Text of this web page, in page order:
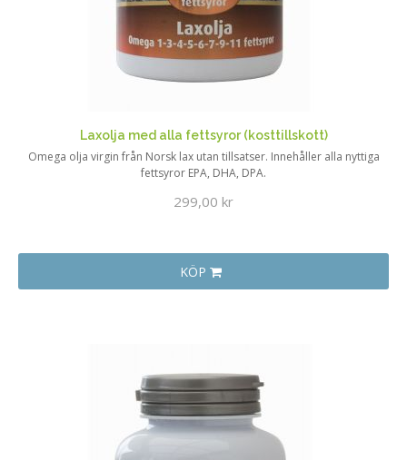
Laxolja med alla fettsyror (kosttillskott)
Omega olja virgin från Norsk lax utan tillsatser. Innehåller alla nyttiga
fettsyror EPA, DHA, DPA.
299,00 kr
KÖP